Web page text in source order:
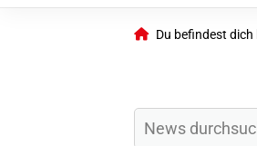
Du befindest dich